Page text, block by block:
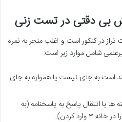
بی دقتی در تست زنی
تراز در کنکور است و اغلب منجر به نمره
شامل موارد زیر است:
است به جای نیست یا همواره به جای
ها یا انتقال پاسخ به پاسخنامه (به